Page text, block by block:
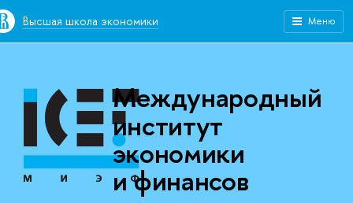
Высшая школа экономики Меню
Международный
институт
экономики
и финансов